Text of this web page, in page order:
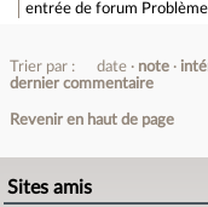
entrée de forum
Trier par : date note
dernier commentaire
Revenir en haut de page
Sites amis